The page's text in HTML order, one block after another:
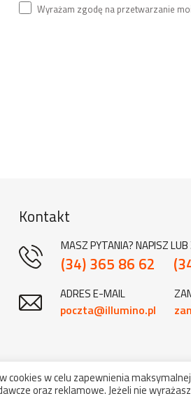
Wyrażam zgodę na przetwarzanie
Kontakt
MASZ PYTANIA? NAPISZ
(34) 365 86 62
ADRES E-MAIL
poczta@illumino.pl
Copyright 2022-2026 illumino -
cookies w celu zapewnienia
oraz reklamowe. Jeżeli nie